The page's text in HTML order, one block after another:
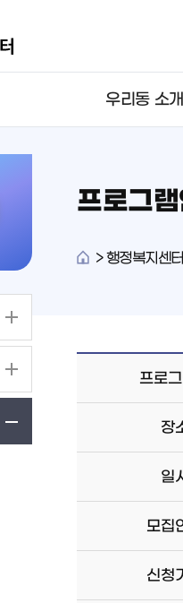
우리동 소개
프로그
>행정복지센
프로
장
일
모집
신청